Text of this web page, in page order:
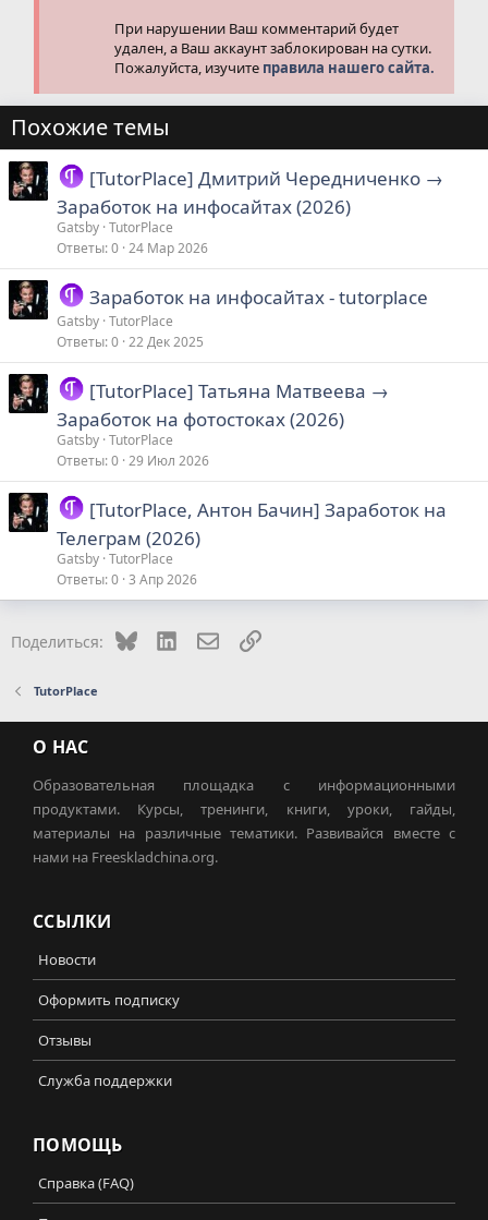
При нарушении Ваш комментарий будет
удален, а Ваш аккаунт заблокирован на сутки.
Пожалуйста, изучите правила нашего сайта.
Похожие темы
[TutorPlace] Дмитрий Чередниченко →
Заработок на инфосайтах (2026)
Gatsby TutorPlace
Ответы 0 24 Мар 2026
Заработок на инфосайтах - tutorplace
Gatsby TutorPlace
Ответы 0 22 Дек 2025
[TutorPlace] Татьяна Матвеева →
Заработок на фотостоках (2026)
Gatsby TutorPlace
Ответы 0 29 Июл 2026
[TutorPlace, Антон Бачин] Заработок на
Телеграм (2026)
Gatsby TutorPlace
Ответы 0 3 Апр 2026
Поделиться: Bluesky LinkedInЭлектронная почта
Ссылка
TutorPlace
О НАС
Образовательная площадка с информационными
продуктами. Курсы, тренинги, книги, уроки, гайды,
материалы на различные тематики. Развивайся вместе с
нами на Freeskladchina.org.
ССЫЛКИ
Новости
Оформить подписку
Отзывы
Служба поддержки
ПОМОЩЬ
Справка (FAQ)